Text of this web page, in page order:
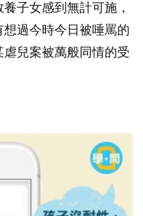
子女感到無計可施，
過今時今日被唾罵的
兒案被萬般同情的受